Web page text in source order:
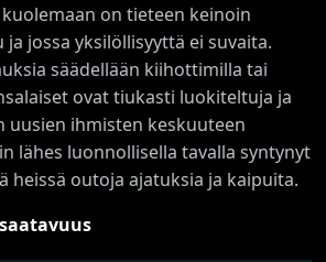
on tieteen keinoin
jossa yksilöllisyyttä ei suvaita.
säädellään kiihottimilla tai
ovat tiukasti luokiteltuja ja
uusien ihmisten keskuuteen
lähes luonnollisella tavalla syntynyt
heissä outoja ajatuksia ja kaipuita.